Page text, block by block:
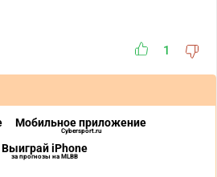
1
Мобильное приложение
Cybersport.ru
Выиграй iPhone
за прогнозы на MLBB